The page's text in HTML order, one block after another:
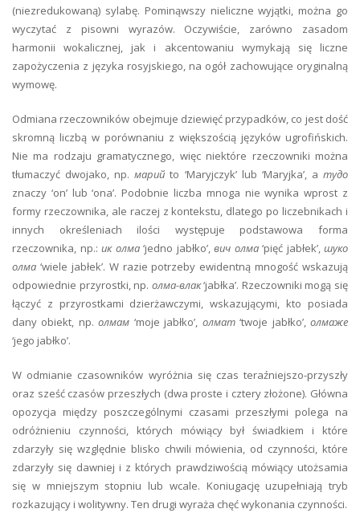
(niezredukowaną) sylabę. Pominąwszy nieliczne wyjątki, można go
wyczytać z pisowni wyrazów. Oczywiście, zarówno zasadom
harmonii wokalicznej, jak i akcentowaniu wymykają się liczne
zapożyczenia z języka rosyjskiego, na ogół zachowujące oryginalną
wymowę.
Odmiana rzeczowników obejmuje dziewięć przypadków, co jest dość
skromną liczbą w porównaniu z większością języków ugrofińskich.
Nie ma rodzaju gramatycznego, więc niektóre rzeczowniki można
tłumaczyć dwojako, np.марий to ‘Maryjczyk’ lub ‘Maryjka’, aтудо
znaczy ‘on’ lub ‘ona’. Podobnie liczba mnoga nie wynika wprost z
formy rzeczownika, ale raczej z kontekstu, dlatego po liczebnikach i
innych określeniach ilości występuje podstawowa forma
rzeczownika, np.: ик олма‘jedno jabłko’, вич олма‘pięć jabłek’, шуко
олма ‘wiele jabłek’. W razie potrzeby ewidentną mnogość wskazują
odpowiednie przyrostki, np. олма-влак‘jabłka’. Rzeczowniki mogą się
łączyć z przyrostkami dzierżawczymi, wskazującymi, kto posiada
dany obiekt, np.олмам ‘moje jabłko’, олмат‘twoje jabłko’,олмаже
‘jego jabłko’.
W odmianie czasowników wyróżnia się czas teraźniejszo-przyszły
oraz sześć czasów przeszłych (dwa proste i cztery złożone). Główna
opozycja między poszczególnymi czasami przeszłymi polega na
odróżnieniu czynności, których mówiący był świadkiem i które
zdarzyły się względnie blisko chwili mówienia, od czynności, które
zdarzyły się dawniej i z których prawdziwością mówiący utożsamia
się w mniejszym stopniu lub wcale. Koniugację uzupełniają tryb
rozkazujący i wolitywny. Ten drugi wyraża chęć wykonania czynności.